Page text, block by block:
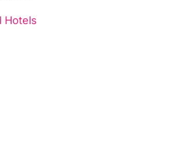
Hotels